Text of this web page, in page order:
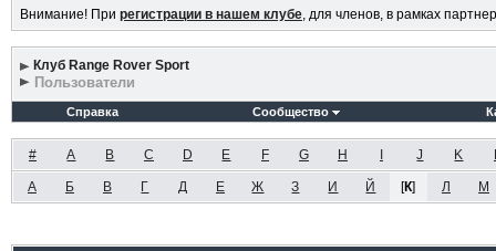
Внимание! При регистрации в нашем клубе, для членов, в рамках
Клуб Range Rover Sport
Пользователи
Справка Сообщество
# A B C D E F G H J K
А Б В Г Д Е Ж З И Й [К] Л М